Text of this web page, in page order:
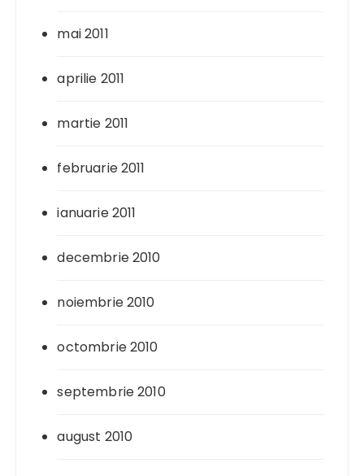
mai 2011
aprilie 2011
martie 2011
februarie 2011
ianuarie 2011
decembrie 2010
noiembrie 2010
octombrie 2010
septembrie 2010
august 2010